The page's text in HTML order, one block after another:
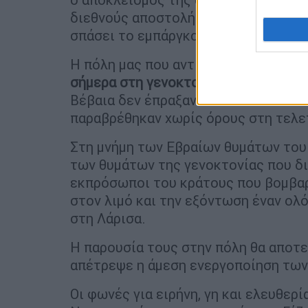
διεθνούς αποστολής March to Gaza
σπάσει το εμπάργκο προς τη Γάζα.
Η πόλη μας που αντιστάθηκε στο
σήμερα στη γενοκτονία των
Βέβαια δεν έπραξαν το ίδιο και οι
παραβρέθηκαν χωρίς όρους στη
Στη μνήμη των Εβραίων θυμάτων
των θυμάτων της γενοκτονίας που
εκπρόσωποι του κράτους που
στον λιμό και την εξόντωση έναν
στη Λάρισα.
Η παρουσία τους στην πόλη θα
απέτρεψε η άμεση ενεργοποίηση
Οι φωνές για ειρήνη, γη και